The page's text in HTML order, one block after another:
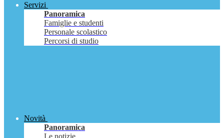
Servizi
Panoramica
Famiglie e studenti
Personale scolastico
Percorsi di studio
Novità
Panoramica